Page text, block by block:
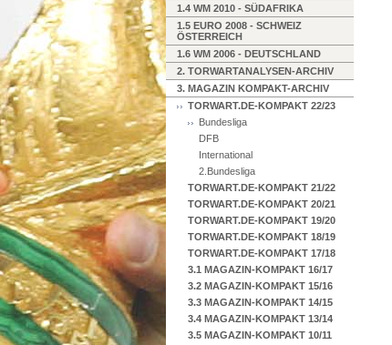
1.4 WM 2010 - SÜDAFRIKA
1.5 EURO 2008 - SCHWEIZ
ÖSTERREICH
1.6 WM 2006 - DEUTSCHLAND
2. TORWARTANALYSEN-ARCHIV
3. MAGAZIN KOMPAKT-ARCHIV
TORWART.DE-KOMPAKT 22/23
Bundesliga
DFB
International
2.Bundesliga
TORWART.DE-KOMPAKT 21/22
TORWART.DE-KOMPAKT 20/21
TORWART.DE-KOMPAKT 19/20
TORWART.DE-KOMPAKT 18/19
TORWART.DE-KOMPAKT 17/18
3.1 MAGAZIN-KOMPAKT 16/17
3.2 MAGAZIN-KOMPAKT 15/16
3.3 MAGAZIN-KOMPAKT 14/15
3.4 MAGAZIN-KOMPAKT 13/14
3.5 MAGAZIN-KOMPAKT 10/11